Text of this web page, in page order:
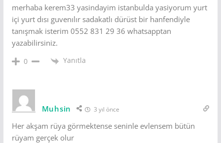
merhaba kerem33 yasindayim istanbulda yasiyorum yurt
içi yurt dısı guvenılır sadakatlı dürüst bir hanfendiyle
tanışmak isterim 0552 831 29 36 whatsapptan
yazabilirsiniz.
0 Yanıtla
Muhsin 3 yıl önce
Her akşam rüya görmektense seninle evlensem bütün
rüyam gerçek olur